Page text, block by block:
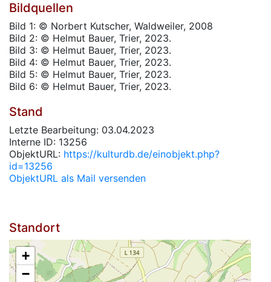
Bildquellen
Bild 1: © Norbert Kutscher, Waldweiler, 2008
Bild 2: © Helmut Bauer, Trier, 2023.
Bild 3: © Helmut Bauer, Trier, 2023.
Bild 4: © Helmut Bauer, Trier, 2023.
Bild 5: © Helmut Bauer, Trier, 2023.
Bild 6: © Helmut Bauer, Trier, 2023.
Stand
Letzte Bearbeitung: 03.04.2023
Interne ID: 13256
ObjektURL: https://kulturdb.de/einobjekt.php?
id=13256
ObjektURL als Mail versenden
Standort
+
−